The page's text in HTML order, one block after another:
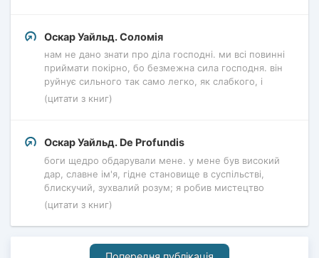
Оскар Уайльд. Соломія
нам не дано знати про діла господні. ми всі повинні
приймати покірно, бо безмежна сила господня. він
руйнує сильного так само легко, як слабкого, і
(цитати з книг)
Оскар Уайльд. De Profundis
боги щедро обдарували мене. у мене був високий
дар, славне ім'я, гідне становище в суспільстві,
блискучий, зухвалий розум; я робив мистецтво
(цитати з книг)